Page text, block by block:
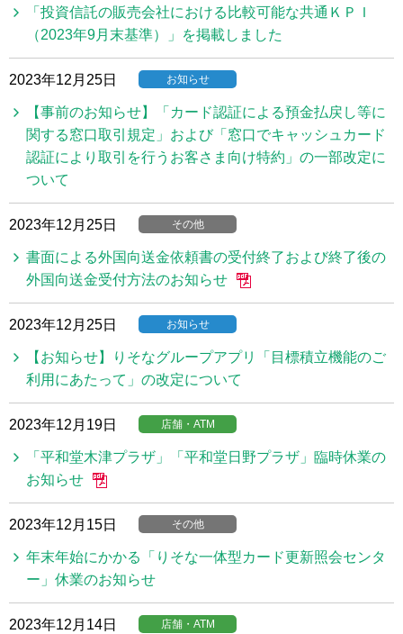
「投資信託の販売会社における比較可能な共通ＫＰＩ
（2023年9月末基準）」を掲載しました
2023年12月25日 お知らせ
【事前のお知らせ】「カード認証による預金払戻し等に
関する窓口取引規定」および「窓口でキャッシュカード
認証により取引を行うお客さま向け特約」の一部改定に
ついて
2023年12月25日 その他
書面による外国向送金依頼書の受付終了および終了後の
外国向送金受付方法のお知らせ
2023年12月25日 お知らせ
【お知らせ】りそなグループアプリ「目標積立機能のご
利用にあたって」の改定について
2023年12月19日 店舗・ATM
「平和堂木津プラザ」「平和堂日野プラザ」臨時休業の
お知らせ
2023年12月15日 その他
年末年始にかかる「りそな一体型カード更新照会センタ
ー」休業のお知らせ
2023年12月14日 店舗・ATM